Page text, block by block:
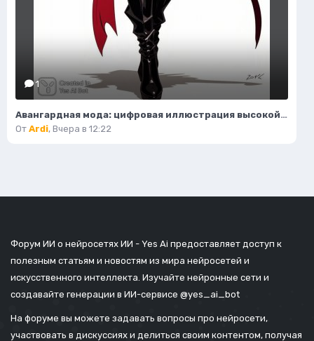
1
Авангардная мода: цифровая иллюстрация высокой моды в деталях. Изображение из нейронной сети Flux Ai
От Ardi, Вчера в 12:22
Форум ИИ о нейросетях ИИ - Yes Ai предоставляет доступ к
полезным статьям и новостям из мира нейросетей и
искусственного интеллекта. Изучайте нейронные сети и
создавайте генерации в ИИ-сервисе @yes_ai_bot
На форуме вы можете задавать вопросы про нейросети,
участвовать в дискуссиях и делиться своим контентом, получая